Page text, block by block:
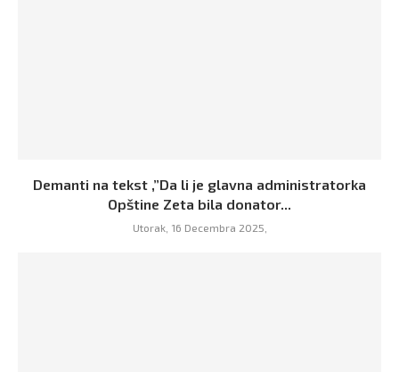
Demanti na tekst ,”Da li je glavna administratorka
Opštine Zeta bila donator...
Utorak, 16 Decembra 2025,